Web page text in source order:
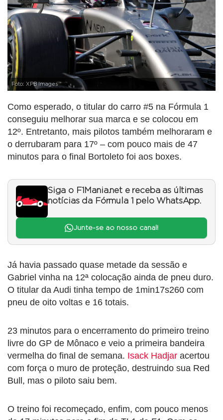
Foto: XPB Images
Como esperado, o titular do carro #5 na Fórmula 1
conseguiu melhorar sua marca e se colocou em
12º. Entretanto, mais pilotos também melhoraram e
o derrubaram para 17º – com pouco mais de 47
minutos para o final Bortoleto foi aos boxes.
Siga o F1Mania.net e receba as últimas
notícias da Fórmula 1 pelo WhatsApp.
Junte-se ao nosso canal!
Já havia passado quase metade da sessão e
Gabriel vinha na 12ª colocação ainda de pneu duro.
O titular da Audi tinha tempo de 1min17s260 com
pneu de oito voltas e 16 totais.
23 minutos para o encerramento do primeiro treino
livre do GP de Mônaco e veio a primeira bandeira
vermelha do final de semana. Isack Hadjar acertou
com força o muro de proteção, destruindo sua Red
Bull, mas o piloto saiu bem.
O treino foi recomeçado, enfim, com pouco menos